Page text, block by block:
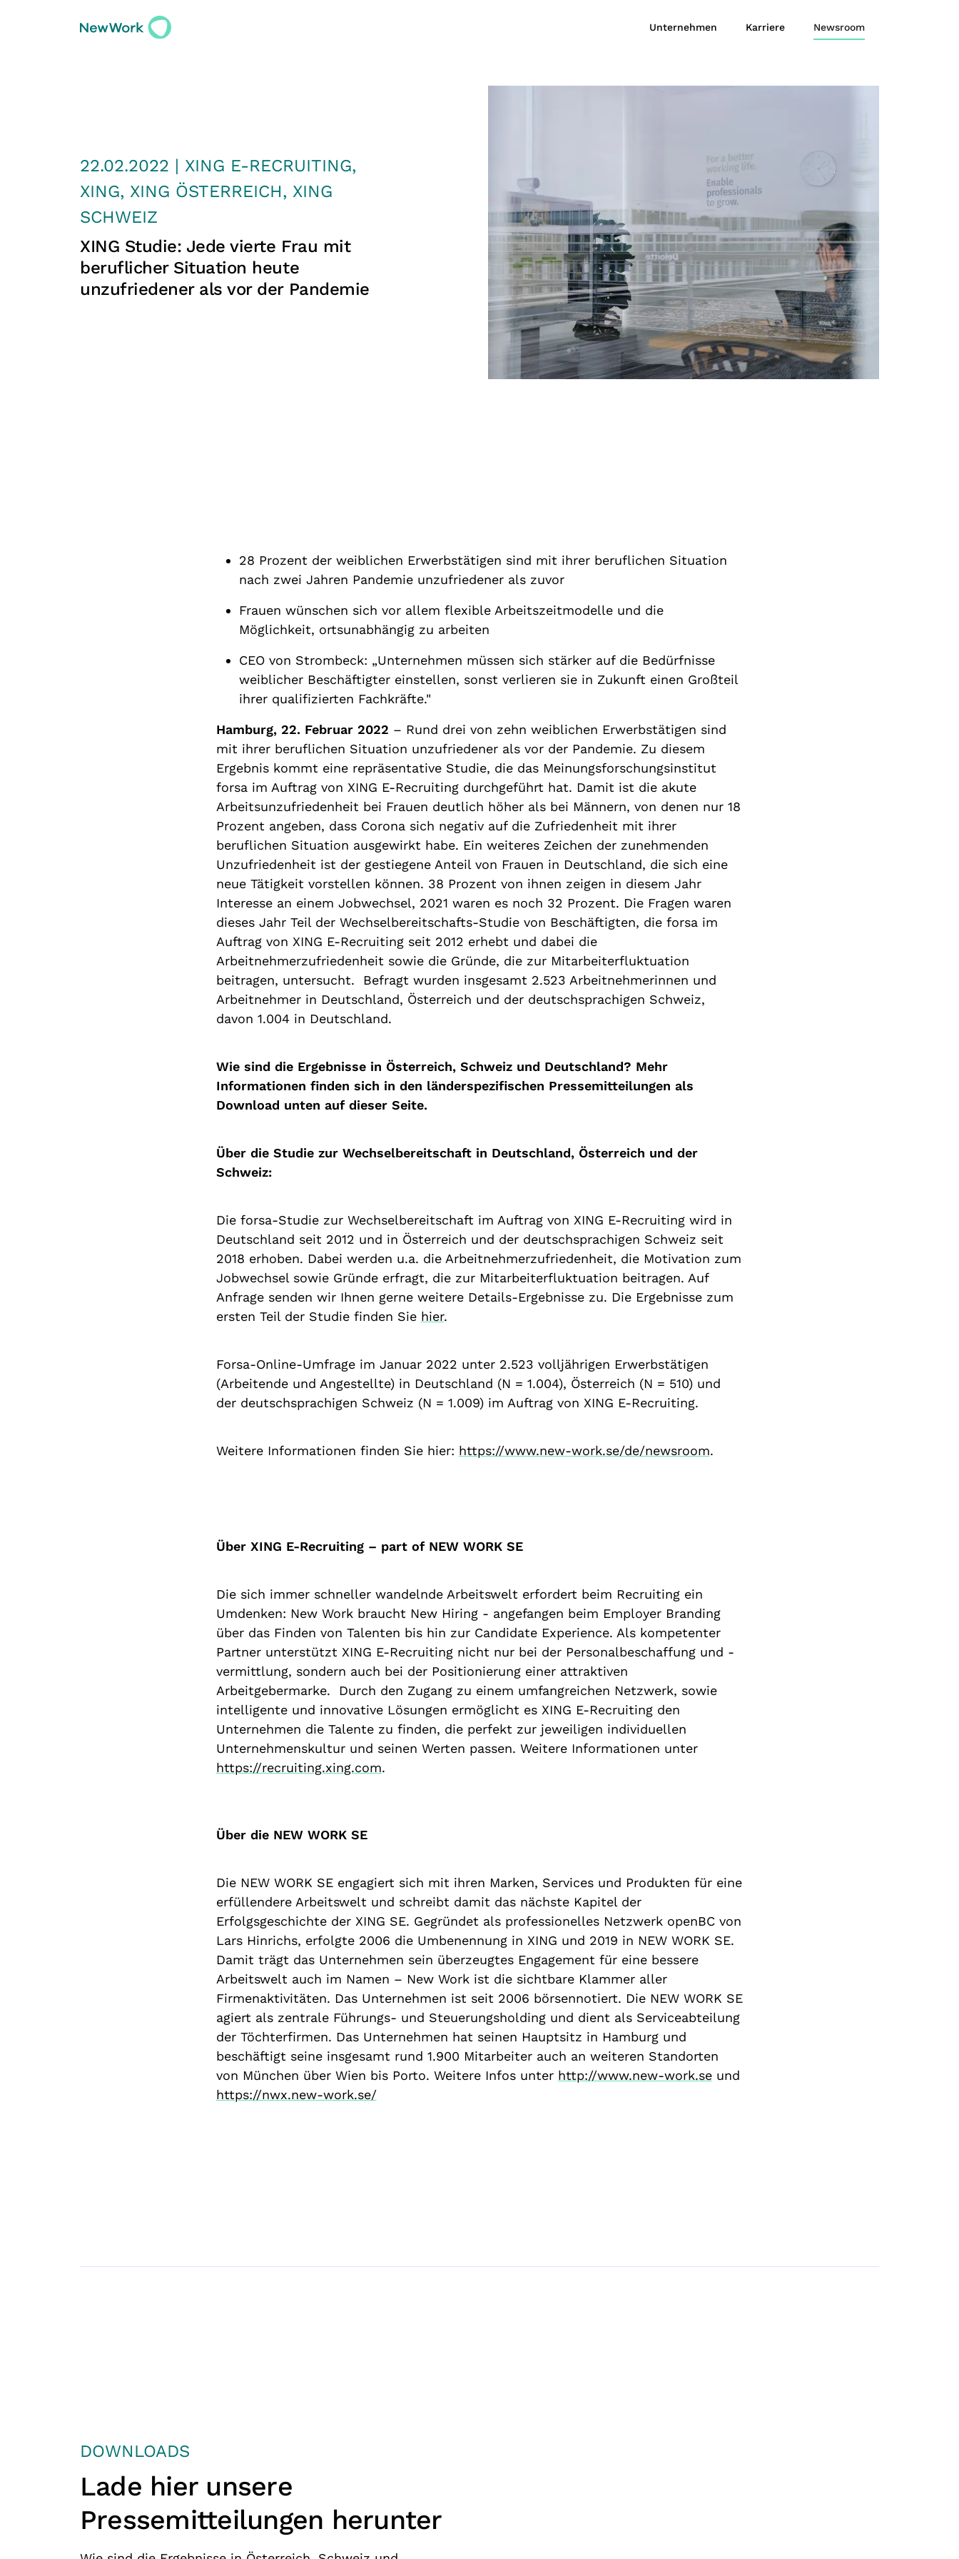
Unternehmen Karriere Newsroom
22.02.2022 | XING E-RECRUITING,
XING, XING ÖSTERREICH, XING
SCHWEIZ
XING Studie: Jede vierte Frau mit
beruflicher Situation heute
unzufriedener als vor der Pandemie
28 Prozent der weiblichen Erwerbstätigen sind mit ihrer beruflichen Situation
nach zwei Jahren Pandemie unzufriedener als zuvor
Frauen wünschen sich vor allem flexible Arbeitszeitmodelle und die
Möglichkeit, ortsunabhängig zu arbeiten
CEO von Strombeck: „Unternehmen müssen sich stärker auf die Bedürfnisse
weiblicher Beschäftigter einstellen, sonst verlieren sie in Zukunft einen Großteil
ihrer qualifizierten Fachkräfte."
Hamburg, 22. Februar 2022 – Rund drei von zehn weiblichen Erwerbstätigen sind
mit ihrer beruflichen Situation unzufriedener als vor der Pandemie. Zu diesem
Ergebnis kommt eine repräsentative Studie, die das Meinungsforschungsinstitut
forsa im Auftrag von XING E-Recruiting durchgeführt hat. Damit ist die akute
Arbeitsunzufriedenheit bei Frauen deutlich höher als bei Männern, von denen nur 18
Prozent angeben, dass Corona sich negativ auf die Zufriedenheit mit ihrer
beruflichen Situation ausgewirkt habe. Ein weiteres Zeichen der zunehmenden
Unzufriedenheit ist der gestiegene Anteil von Frauen in Deutschland, die sich eine
neue Tätigkeit vorstellen können. 38 Prozent von ihnen zeigen in diesem Jahr
Interesse an einem Jobwechsel, 2021 waren es noch 32 Prozent. Die Fragen waren
dieses Jahr Teil der Wechselbereitschafts-Studie von Beschäftigten, die forsa im
Auftrag von XING E-Recruiting seit 2012 erhebt und dabei die
Arbeitnehmerzufriedenheit sowie die Gründe, die zur Mitarbeiterfluktuation
beitragen, untersucht. Befragt wurden insgesamt 2.523 Arbeitnehmerinnen und
Arbeitnehmer in Deutschland, Österreich und der deutschsprachigen Schweiz,
davon 1.004 in Deutschland.
Wie sind die Ergebnisse in Österreich, Schweiz und Deutschland? Mehr
Informationen finden sich in den länderspezifischen Pressemitteilungen als
Download unten auf dieser Seite.
Über die Studie zur Wechselbereitschaft in Deutschland, Österreich und der
Schweiz:
Die forsa-Studie zur Wechselbereitschaft im Auftrag von XING E-Recruiting wird in
Deutschland seit 2012 und in Österreich und der deutschsprachigen Schweiz seit
2018 erhoben. Dabei werden u.a. die Arbeitnehmerzufriedenheit, die Motivation zum
Jobwechsel sowie Gründe erfragt, die zur Mitarbeiterfluktuation beitragen. Auf
Anfrage senden wir Ihnen gerne weitere Details-Ergebnisse zu. Die Ergebnisse zum
ersten Teil der Studie finden Sie hier.
Forsa-Online-Umfrage im Januar 2022 unter 2.523 volljährigen Erwerbstätigen
(Arbeitende und Angestellte) in Deutschland (N = 1.004), Österreich (N = 510) und
der deutschsprachigen Schweiz (N = 1.009) im Auftrag von XING E-Recruiting.
Weitere Informationen finden Sie hier: https://www.new-work.se/de/newsroom.
Über XING E-Recruiting – part of NEW WORK SE
Die sich immer schneller wandelnde Arbeitswelt erfordert beim Recruiting ein
Umdenken: New Work braucht New Hiring - angefangen beim Employer Branding
über das Finden von Talenten bis hin zur Candidate Experience. Als kompetenter
Partner unterstützt XING E-Recruiting nicht nur bei der Personalbeschaffung und -
vermittlung, sondern auch bei der Positionierung einer attraktiven
Arbeitgebermarke. Durch den Zugang zu einem umfangreichen Netzwerk, sowie
intelligente und innovative Lösungen ermöglicht es XING E-Recruiting den
Unternehmen die Talente zu finden, die perfekt zur jeweiligen individuellen
Unternehmenskultur und seinen Werten passen. Weitere Informationen unter
https://recruiting.xing.com.
Über die NEW WORK SE
Die NEW WORK SE engagiert sich mit ihren Marken, Services und Produkten für eine
erfüllendere Arbeitswelt und schreibt damit das nächste Kapitel der
Erfolgsgeschichte der XING SE. Gegründet als professionelles Netzwerk openBC von
Lars Hinrichs, erfolgte 2006 die Umbenennung in XING und 2019 in NEW WORK SE.
Damit trägt das Unternehmen sein überzeugtes Engagement für eine bessere
Arbeitswelt auch im Namen – New Work ist die sichtbare Klammer aller
Firmenaktivitäten. Das Unternehmen ist seit 2006 börsennotiert. Die NEW WORK SE
agiert als zentrale Führungs- und Steuerungsholding und dient als Serviceabteilung
der Töchterfirmen. Das Unternehmen hat seinen Hauptsitz in Hamburg und
beschäftigt seine insgesamt rund 1.900 Mitarbeiter auch an weiteren Standorten
von München über Wien bis Porto. Weitere Infos unter http://www.new-work.seund
https://nwx.new-work.se/
DOWNLOADS
Lade hier unsere
Pressemitteilungen herunter